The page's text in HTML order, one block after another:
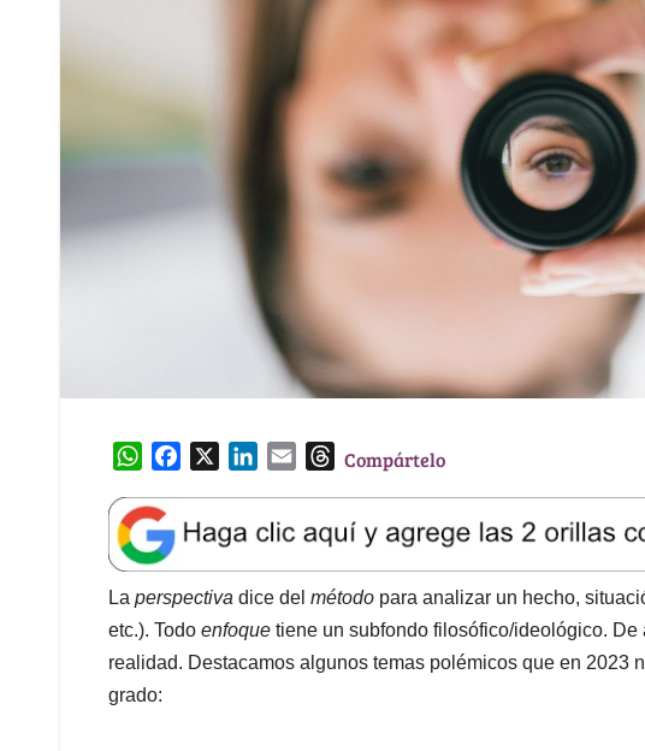
W
a
t
s
A
p
p
e
b
o
o
k
k
e
d
I
n
l
T
e
a
d
s
Compártelo
La perspectiva dice del método para analizar un hecho,
etc.). Todo enfoque tiene un subfondo filosófico/ideológico.
realidad. Destacamos algunos temas polémicos que en 2023
grado: